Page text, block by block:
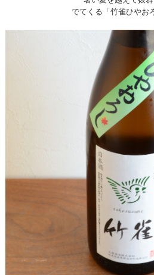
でてくる「竹雀ひやお